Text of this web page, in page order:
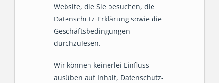
Website, die Sie besuchen, die
Datenschutz-Erklärung sowie die
Geschäftsbedingungen
durchzulesen.
Wir können keinerlei Einfluss
ausüben auf Inhalt, Datenschutz-